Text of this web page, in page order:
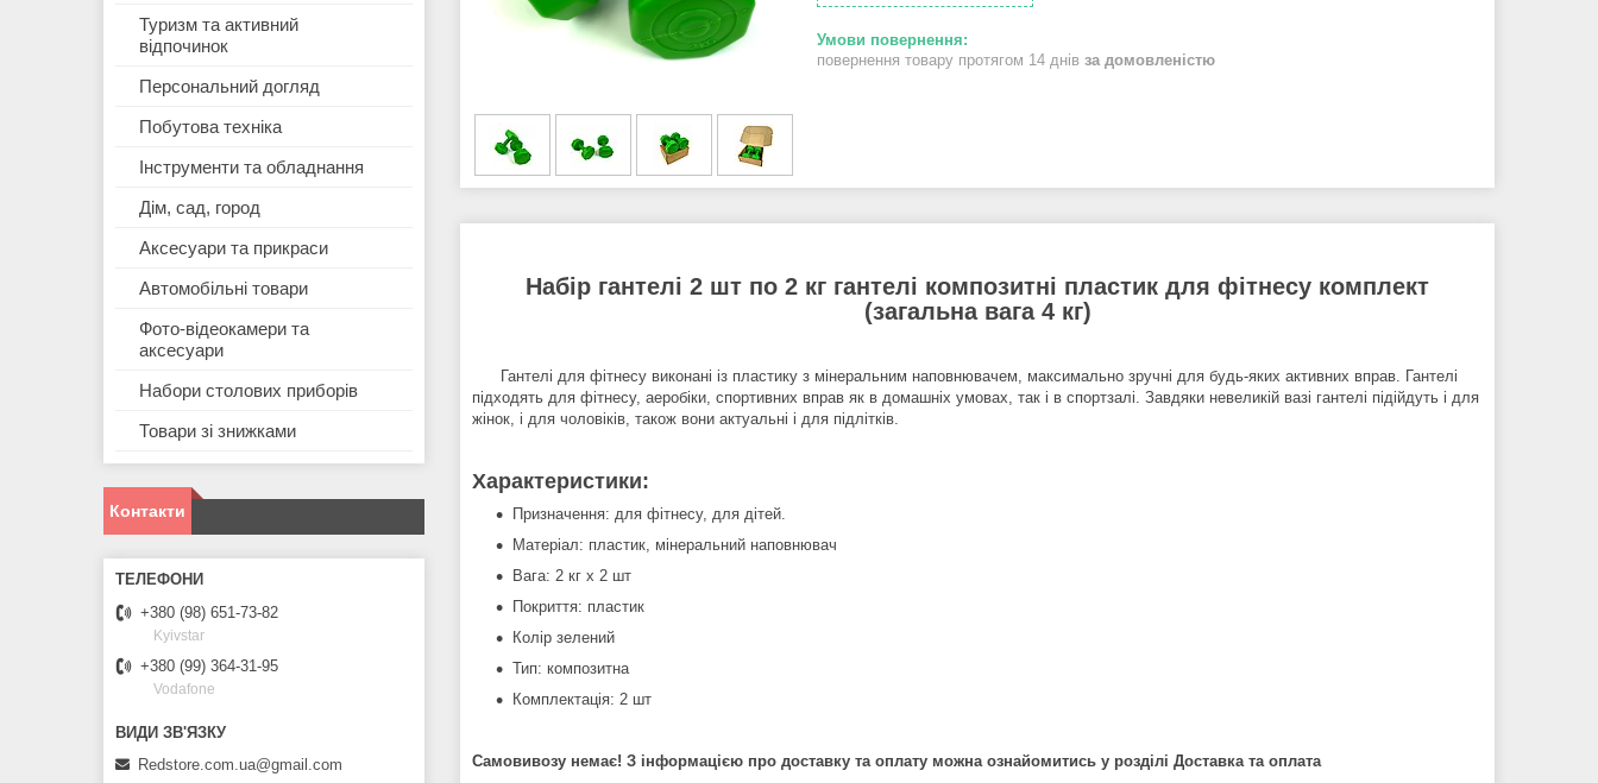
повернення товару протягом 14 днів за домовленістю
Набір гантелі 2 шт по 2 кг гантелі композитні пластик для фітнесу комплект
(загальна вага 4 кг)
Гантелі для фітнесу виконані із пластику з мінеральним наповнювачем, максимально зручні для будь-яких активних вправ. Гантелі
підходять для фітнесу, аеробіки, спортивних вправ як в домашніх умовах, так і в спортзалі. Завдяки невеликій вазі гантелі підійдуть і для
жінок, і для чоловіків, також вони актуальні і для підлітків.
Характеристики:
Призначення: для фітнесу, для дітей.
Матеріал: пластик, мінеральний наповнювач
Вага: 2 кг х 2 шт
Покриття: пластик
Колір зелений
Тип: композитна
Комплектація: 2 шт
Самовивозу немає! З інформацією про доставку та оплату можна ознайомитись у розділі Доставка та оплата
Туризм та активний
відпочинок
Персональний догляд
Побутова техніка
Інструменти та обладнання
Дім, сад, город
Аксесуари та прикраси
Автомобільні товари
Фото-відеокамери та
аксесуари
Набори столових приборів
Товари зі знижками
Контакти
+380 (98) 651-73-82
Kyivstar
+380 (99) 364-31-95
Vodafone
Redstore.com.ua@gmail.com